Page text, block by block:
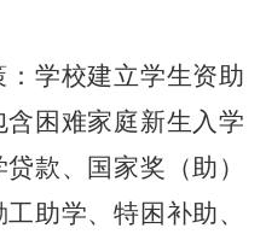
学校建立学生资助
困难家庭新生入学
款、国家奖（助）
助学、特困补助、